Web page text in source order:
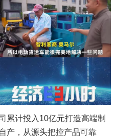
累计投入10亿元打造高端制
产，从源头把控产品可靠